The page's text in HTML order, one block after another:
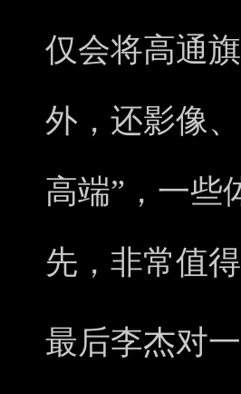
仅会将高通
外，还影像
高端”，一些
先，非常值得
最后李杰对